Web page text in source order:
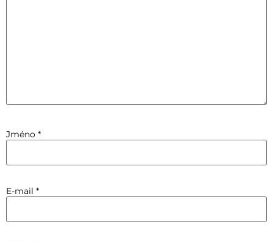
Jméno *
E-mail *